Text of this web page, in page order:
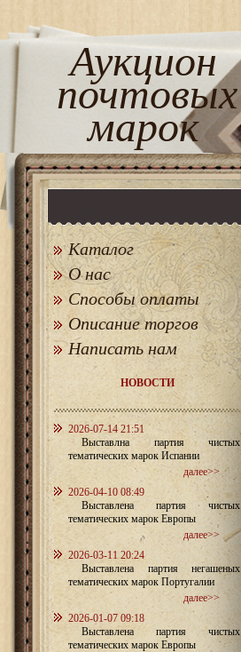
Аукцион
почтовых
марок
Каталог
О нас
Способы оплаты
Описание торгов
Написать нам
НОВОСТИ
2026-07-14 21:51
Выставлна партия чистых
тематических марок Испании
далее>>
2026-04-10 08:49
Выставлена партия чистых
тематических марок Европы
далее>>
2026-03-11 20:24
Выставлена партия негашеных
тематических марок Португалии
далее>>
2026-01-07 09:18
Выставлена партия чистых
тематических марок Европы